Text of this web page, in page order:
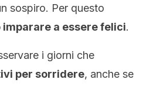
sospiro. Per questo
a essere felici.
i giorni che
per sorridere, anche se